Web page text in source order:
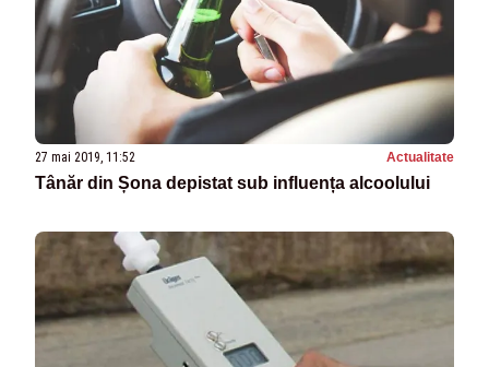
27 mai 2019, 11:52 Actualitate
Tânăr din Șona depistat sub influența alcoolului